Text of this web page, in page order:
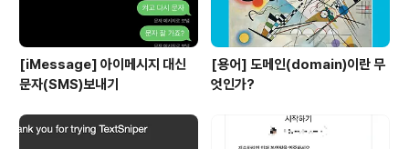
[iMessage] 아이메시지 대신
문자(SMS)보내기
[용어] 도메인(domain)이란 무
엇인가?